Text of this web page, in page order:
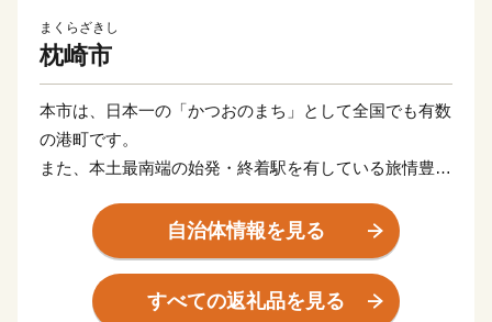
まくらざきし
枕崎市
本市は、日本一の「かつおのまち」として全国でも有数
の港町です。
また、本土最南端の始発・終着駅を有している旅情豊か
枕崎港に水揚げされるカツオをはじめ豊富な魚介類は、
いずれも新鮮、その美味しさで有名です。
古来の伝統と最新技術で製造された「枕崎鰹節」は、生
産量日本一であり、日本のおふくろの味を支える調味料
自治体情報を見る
すべての返礼品を見る